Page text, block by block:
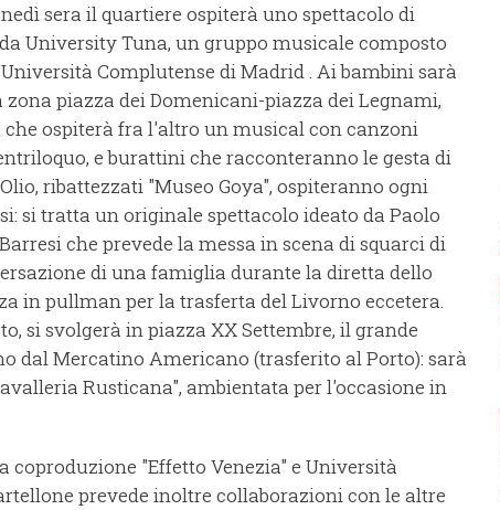
sera il quartiere ospiterà uno spettacolo di
University Tuna, un gruppo musicale composto
Complutense di Madrid . Ai bambini sarà
piazza dei Domenicani-piazza dei Legnami,
ospiterà fra l'altro un musical con canzoni
e burattini che racconteranno le gesta di
ribattezzati "Museo Goya", ospiteranno ogni
si tratta un originale spettacolo ideato da Paolo
che prevede la messa in scena di squarci di
di una famiglia durante la diretta dello
in pullman per la trasferta del Livorno eccetera.
si svolgerà in piazza XX Settembre, il grande
dal Mercatino Americano (trasferito al Porto): sarà
Rusticana", ambientata per l'occasione in
"Effetto Venezia" e Università
prevede inoltre collaborazioni con le altre